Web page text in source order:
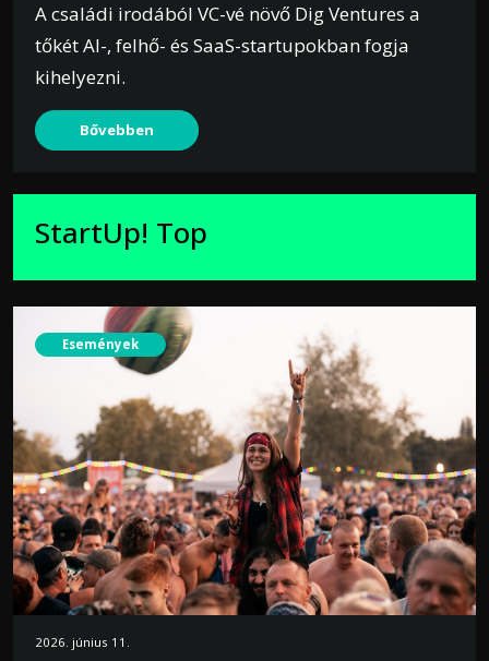
A családi irodából VC-vé növő Dig Ventures a
tőkét AI-, felhő- és SaaS-startupokban fogja
kihelyezni.
Bővebben
StartUp! Top
Események
2026. június 11.